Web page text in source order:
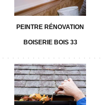
PEINTRE RÉNOVATION
BOISERIE BOIS 33